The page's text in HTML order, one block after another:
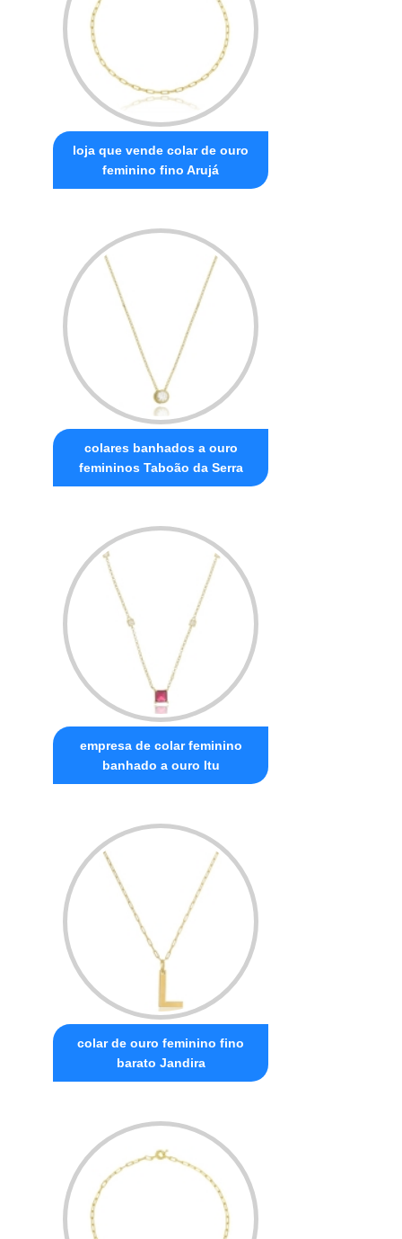
loja que vende colar de ouro
feminino fino Arujá
colares banhados a ouro
femininos Taboão da Serra
empresa de colar feminino
banhado a ouro Itu
colar de ouro feminino fino
barato Jandira